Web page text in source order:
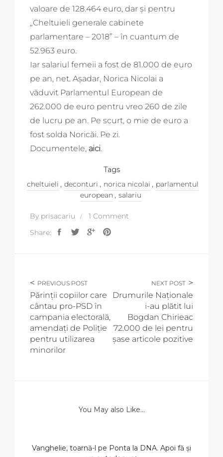
valoare de 128.464 euro, dar și pentru
„Cheltuieli generale cabinete
parlamentare – 2018” – în cuantum de
52.963 euro.
Iar salariul femeii a fost de 81.000 de euro
pe an, net. Așadar, Norica Nicolai a
văduvit Parlamentul European de
262.000 de euro pentru vreo 260 de zile
de lucru pe an. Pe scurt, o mie de euro a
fost solda Noricăi. Pe zi.
Documentele, aici.
Tags
cheltuieli , deconturi , norica nicolai , parlamentul
european , salariu
By prisacariu
1 Comment
Share:
PREVIOUS POST
Părinții copiilor care
cântau pro-PSD în
campania electorală,
amendați de Poliție
pentru utilizarea
minorilor
NEXT POST
Drumurile Naționale
i-au plătit lui
Bogdan Chirieac
72.000 de lei pentru
șase articole pozitive
You May also Like...
Vanghelie, toarnă-l pe Ponta la DNA. Apoi fă și